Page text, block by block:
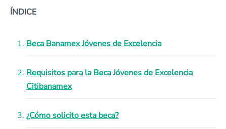
ÍNDICE
Beca Banamex Jóvenes de Excelencia
Requisitos para la Beca Jóvenes de Excelencia
Citibanamex
¿Cómo solicito esta beca?